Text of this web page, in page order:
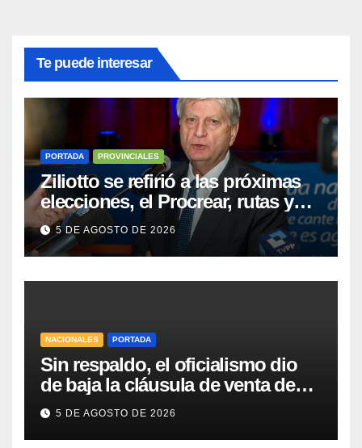
Te puede interesar
PORTADA PROVINCIALES
Ziliotto se refirió a las próximas
elecciones, el Procrear, rutas y
Vaca Muerta
5 DE AGOSTO DE 2026
NACIONALES PORTADA
Sin respaldo, el oficialismo dio
de baja la cláusula de venta de
tierras a extranjeros para salvar la
sesión
5 DE AGOSTO DE 2026